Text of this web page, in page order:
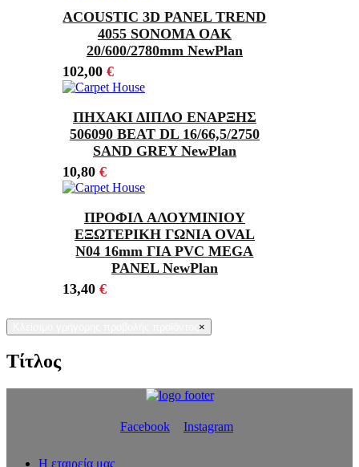
ACOUSTIC 3D PANEL TREND
4055 SONOMA OAK
20/600/2780mm NewPlan
102,00 €
ΠΗΧΑΚΙ ΔΙΠΛΟ ΕΝΑΡΞΗΣ
506090 BEAT DL 16/66,5/2750
SAND GREY NewPlan
10,80 €
ΠΡΟΦΙΛ ΑΛΟΥΜΙΝΙΟΥ
ΕΞΩΤΕΡΙΚΗ ΓΩΝΙΑ OVAL
Ν04 16mm ΓΙΑ PVC MEGA
PANEL NewPlan
13,40 €
×
Τίτλος
Facebook Instagram
Η εταιρεία μας